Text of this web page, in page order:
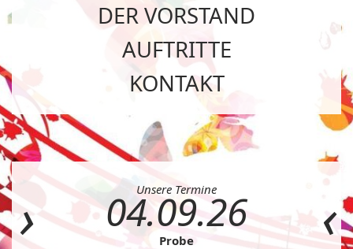
DER VORSTAND
AUFTRITTE
KONTAKT
Unsere Termine
04.09.26
Probe